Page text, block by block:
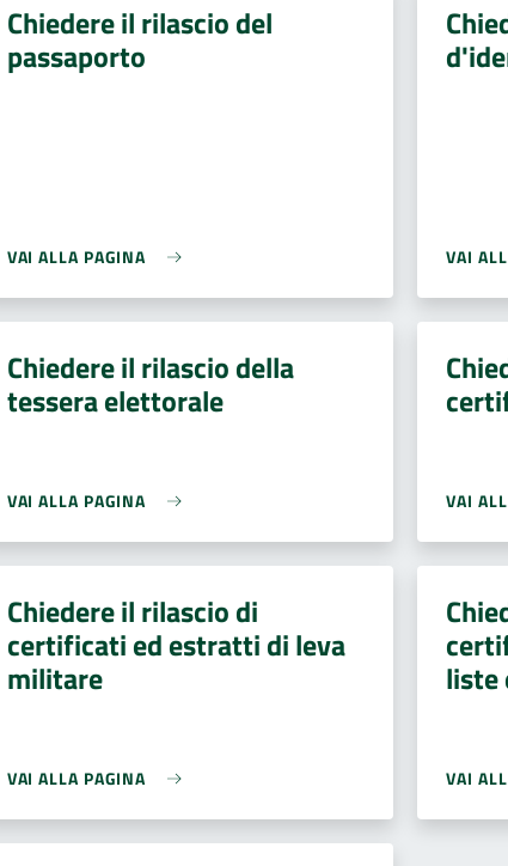
Chiedere il rilascio del
passaporto
VAI ALLA PAGINA VAI
Chiedere il rilascio della
tessera elettorale
VAI ALLA PAGINA VAI
Chiedere il rilascio di
certificati ed estratti di leva
militare
VAI ALLA PAGINA
liste
VAI